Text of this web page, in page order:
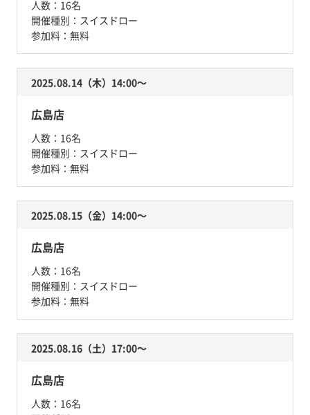
人数： 16名
開催種別： スイスドロー
参加料： 無料
2025.08.14（木）14:00〜
広島店
人数： 16名
開催種別： スイスドロー
参加料： 無料
2025.08.15（金）14:00〜
広島店
人数： 16名
開催種別： スイスドロー
参加料： 無料
2025.08.16（土）17:00〜
広島店
人数： 16名